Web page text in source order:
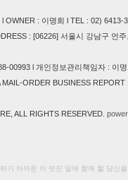
OWNER : 이명희 l TEL : 02) 6413-
: [06226] 서울시 강남구 언
00993 l 개인정보관리책임자 : 이명
ORDER BUSINESS REPORT
ALL RIGHTS RESERVED.
기 아까운 이 멋진 일에 함께 할 당신